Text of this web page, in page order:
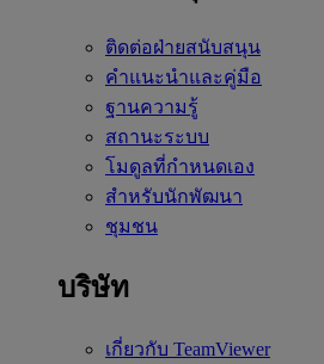
ติดต่อฝ่ายสนับสนุน
คำแนะนำและคู่มือ
ฐานความรู้
สถานะระบบ
โมดูลที่กำหนดเอง
สำหรับนักพัฒนา
ชุมชน
บริษัท
เกี่ยวกับ TeamViewer